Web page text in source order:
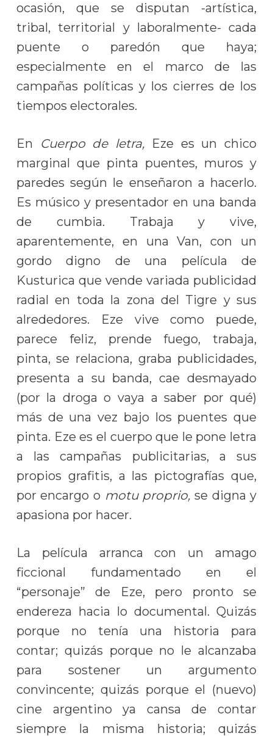
ocasión, que se disputan -artística,
tribal, territorial y laboralmente- cada
puente o paredón que haya;
especialmente en el marco de las
campañas políticas y los cierres de los
tiempos electorales.
En Cuerpo de letra, Eze es un chico
marginal que pinta puentes, muros y
paredes según le enseñaron a hacerlo.
Es músico y presentador en una banda
de cumbia. Trabaja y vive,
aparentemente, en una Van, con un
gordo digno de una película de
Kusturica que vende variada publicidad
radial en toda la zona del Tigre y sus
alrededores. Eze vive como puede,
parece feliz, prende fuego, trabaja,
pinta, se relaciona, graba publicidades,
presenta a su banda, cae desmayado
(por la droga o vaya a saber por qué)
más de una vez bajo los puentes que
pinta. Eze es el cuerpo que le pone letra
a las campañas publicitarias, a sus
propios grafitis, a las pictografías que,
por encargo o motu proprio, se digna y
apasiona por hacer.
La película arranca con un amago
ficcional fundamentado en el
“personaje” de Eze, pero pronto se
endereza hacia lo documental. Quizás
porque no tenía una historia para
contar; quizás porque no le alcanzaba
para sostener un argumento
convincente; quizás porque el (nuevo)
cine argentino ya cansa de contar
siempre la misma historia; quizás